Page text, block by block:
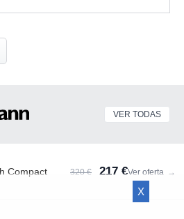
VER TODAS
Compact 320 € 217 €Ver oferta →
X